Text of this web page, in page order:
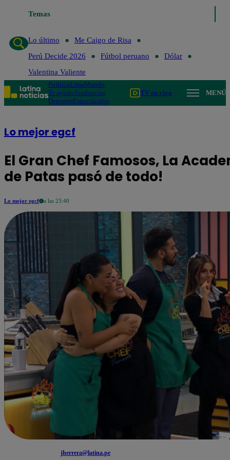
Temas
Lo último
Me Caigo de Risa
Perú Decide 2026
Fútbol peruano
Dólar
Valentina Valiente
PolíticaLimaMundo
Te ayudoTendencias
DeportesEspectáculos
TV en vivo MENÚ
Lo mejor egcf
El Gran Chef Famosos, La
de Patas pasó de todo!
Lo mejor egcf a las 23:40
jherrera@latina.pe